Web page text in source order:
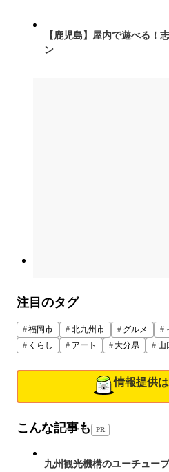
【鹿児島】屋内で遊べる！
ン
注目のタグ
福岡市 北九州市 グルメ
くらし
アート 大分県 山
情報提供
こんな記事も PR
九州観光機構のユーチュー